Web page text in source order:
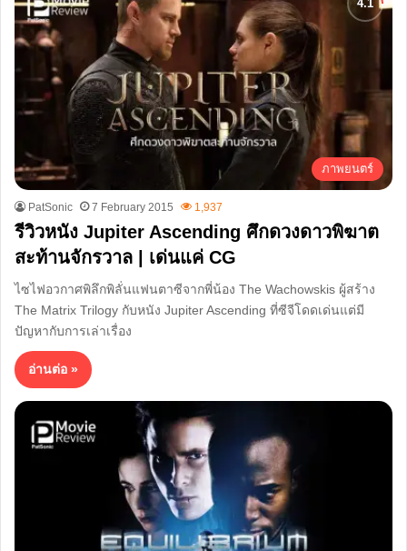
ภาพยนตร์
PatSonic 7 February 2015 1,937
รีวิวหนัง Jupiter Ascending ศึกดวงดาวพิฆาต
สะท้านจักรวาล | เด่นแค่ CG
ไซไฟอวกาศพิลึกพิลั่นแฟนตาซีจากพี่น้อง The Wachowskis ผู้สร้าง
The Matrix Trilogy กับหนัง Jupiter Ascending ที่ซีจีโดดเด่นแต่มี
ปัญหากับการเล่าเรื่อง
อ่านต่อ »